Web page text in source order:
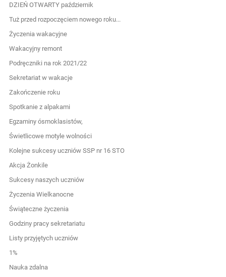
DZIEŃ OTWARTY październik
Tuż przed rozpoczęciem nowego roku...
Życzenia wakacyjne
Wakacyjny remont
Podręczniki na rok 2021/22
Sekretariat w wakacje
Zakończenie roku
Spotkanie z alpakami
Egzaminy ósmoklasistów,
Świetlicowe motyle wolności
Kolejne sukcesy uczniów SSP nr 16 STO
Akcja Żonkile
Sukcesy naszych uczniów
Życzenia Wielkanocne
Świąteczne życzenia
Godziny pracy sekretariatu
Listy przyjętych uczniów
1%
Nauka zdalna